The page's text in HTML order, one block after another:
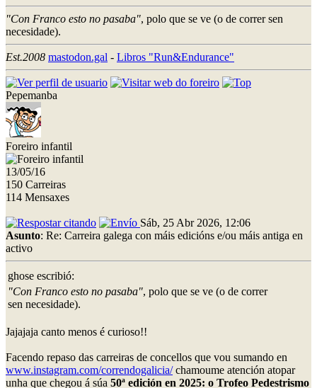
"Con Franco esto no pasaba", polo que se ve (o de correr sen
necesidade).
Est.2008 mastodon.gal - Libros "Run&Endurance"
Pepemanba
Foreiro infantil
13/05/16
150 Carreiras
114 Mensaxes
Sáb, 25 Abr 2026, 12:06
Asunto: Re: Carreira galega con máis edicións e/ou máis antiga en
activo
ghose escribió:
"Con Franco esto no pasaba", polo que se ve (o de correr
sen necesidade).
Jajajaja canto menos é curioso!!
Facendo repaso das carreiras de concellos que vou sumando en
www.instagram.com/correndogalicia/chamoume atención atopar
unha que chegou á súa 50ª edición en 2025: o Trofeo Pedestrismo